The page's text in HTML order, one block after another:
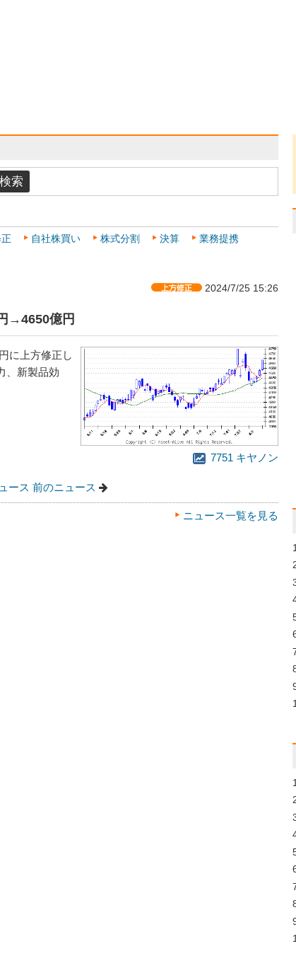
自社株買い 株式分割 決算
業務提携
2024/7/25 15:26
→4650億円
7751 キヤノン
に上方修正し
、新製品効
ース 前のニュース
ニュース一覧を見る